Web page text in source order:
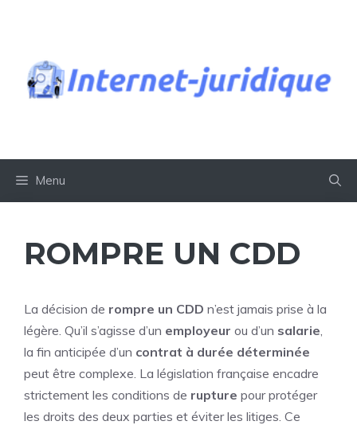
Menu
ROMPRE UN CDD
La décision de rompre un CDD n’est jamais prise à la
légère. Qu’il s’agisse d’un employeur ou d’un salarie,
la fin anticipée d’un contrat à durée déterminée
peut être complexe. La législation française encadre
strictement les conditions de rupture pour protéger
les droits des deux parties et éviter les litiges. Ce